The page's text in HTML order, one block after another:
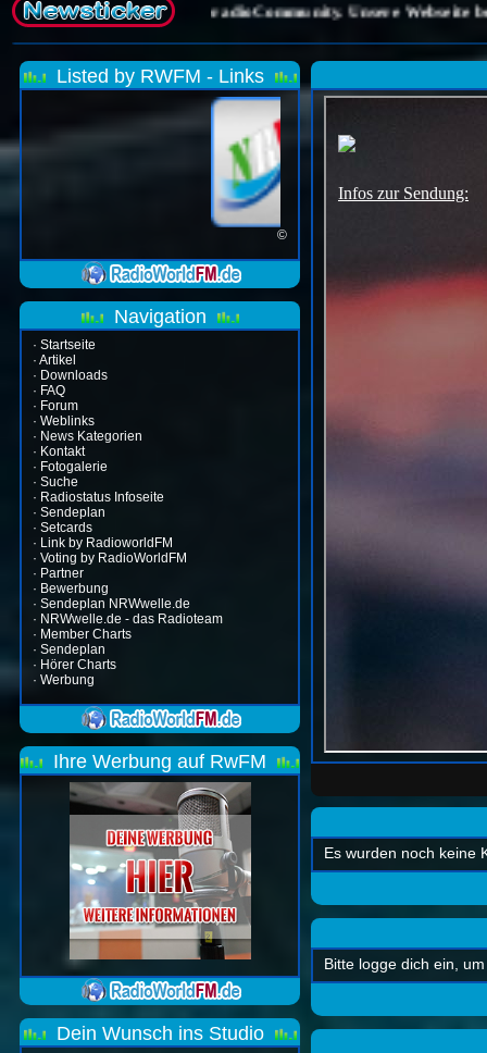
Listed by RWFM - Links
©
Navigation
· Startseite
· Artikel
· Downloads
· FAQ
· Forum
· Weblinks
· News Kategorien
· Kontakt
· Fotogalerie
· Suche
· Radiostatus Infoseite
· Sendeplan
· Setcards
· Link by RadioworldFM
· Voting by RadioWorldFM
· Partner
· Bewerbung
· Sendeplan NRWwelle.de
· NRWwelle.de - das Radioteam
· Member Charts
· Sendeplan
· Hörer Charts
· Werbung
Ihre Werbung auf RwFM
Dein Wunsch ins Studio
Es wurden noch keine
Bitte logge dich ein,